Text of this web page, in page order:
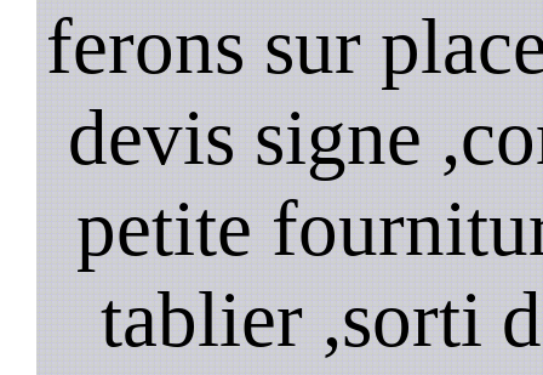
ferons sur
devis signe
petite
tablier ,sorti